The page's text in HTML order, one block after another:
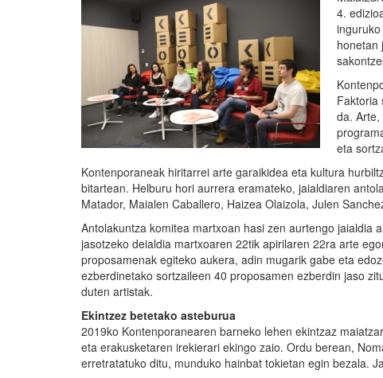
4.
honetan
Faktoria
da.
eta
Kontenporaneak hiritarrei arte garaikidea eta kultura
bitartean. Helburu hori aurrera eramateko, jaialdiaren
Matador, Maialen Caballero, Haizea Olaizola, Julen
Antolakuntza komitea martxoan hasi zen aurtengo jaialdia
jasotzeko deialdia martxoaren 22tik apirilaren 22ra arte
proposamenak egiteko aukera, adin mugarik gabe eta
ezberdinetako sortzaileen 40 proposamen ezberdin jaso
duten artistak.
Ekintzez betetako asteburua
2019ko Kontenporanearen barneko lehen ekintzaz
eta erakusketaren irekierari ekingo zaio. Ordu berean,
erretratatuko ditu, munduko hainbat tokietan egin bezala.